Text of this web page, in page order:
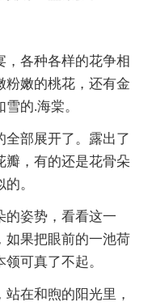
，各种各样的花争相
粉嫩的桃花，还有金
的.海棠。
全部展开了。露出了
瓣，有的还是花骨朵
。
的姿势，看看这一
如果把眼前的一池荷
可真了不起。
在和煦的阳光里，